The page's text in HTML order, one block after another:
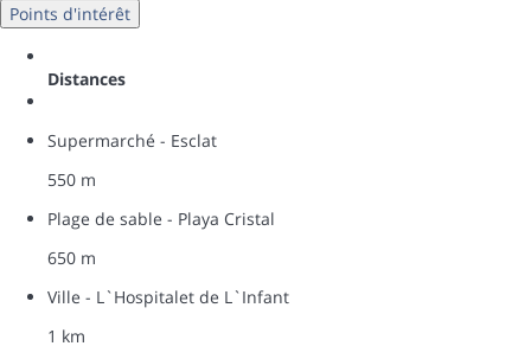
Points d'intérêt
Distances
Supermarché - Esclat
550 m
Plage de sable - Playa Cristal
650 m
Ville - L`Hospitalet de L`Infant
1 km